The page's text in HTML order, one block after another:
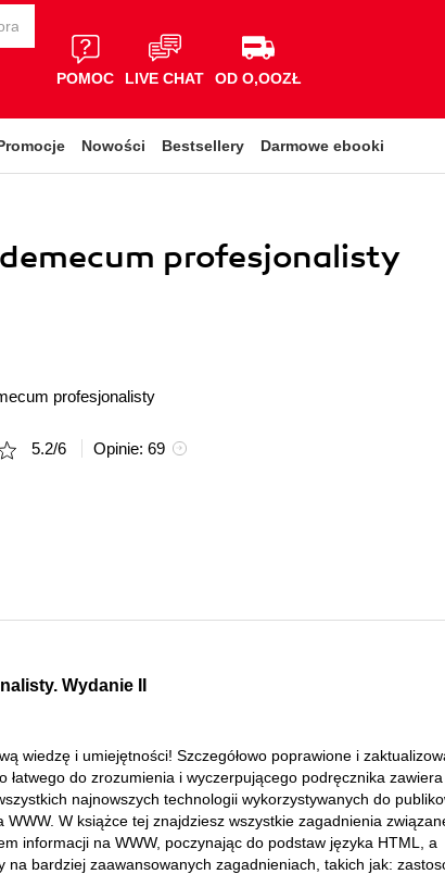
POMOC LIVE CHAT OD O,OOZŁ
Nowości Bestsellery Darmowe ebooki
profesjonalisty
profesjonalisty
5.2/6 Opinie: 69
Wydanie II
wiedzę i umiejętności! Szczegółowo poprawione i
łatwego do zrozumienia i wyczerpującego podręcznika zawiera
najnowszych technologii wykorzystywanych do
WWW. W książce tej znajdziesz wszystkie zagadnienia
informacji na WWW, poczynając do podstaw języka HTML, a
na bardziej zaawansowanych zagadnieniach, takich jak: